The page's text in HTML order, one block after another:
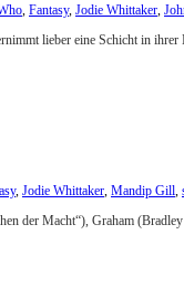
, Fantasy, Jodie Whittaker,
lieber eine Schicht in
, Jodie Whittaker Mandip Gill
der Macht“), Graham